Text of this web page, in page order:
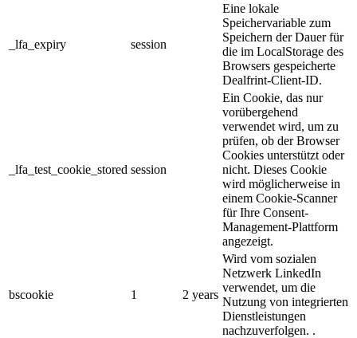
_lfa_expiry session
Eine lokale
Speichervariable zum
Speichern der Dauer für
die im LocalStorage des
Browsers gespeicherte
Dealfrint-Client-ID.
_lfa_test_cookie_stored session
Ein Cookie, das nur
vorübergehend
verwendet wird, um zu
prüfen, ob der Browser
Cookies unterstützt oder
nicht. Dieses Cookie
wird möglicherweise in
einem Cookie-Scanner
für Ihre Consent-
Management-Plattform
angezeigt.
bscookie 1 2 years
Wird vom sozialen
Netzwerk LinkedIn
verwendet, um die
Nutzung von integrierten
Dienstleistungen
nachzuverfolgen. .